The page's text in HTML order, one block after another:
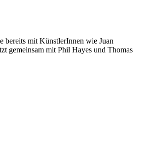
bereits mit KünstlerInnen wie Juan
gemeinsam mit Phil Hayes und Thomas